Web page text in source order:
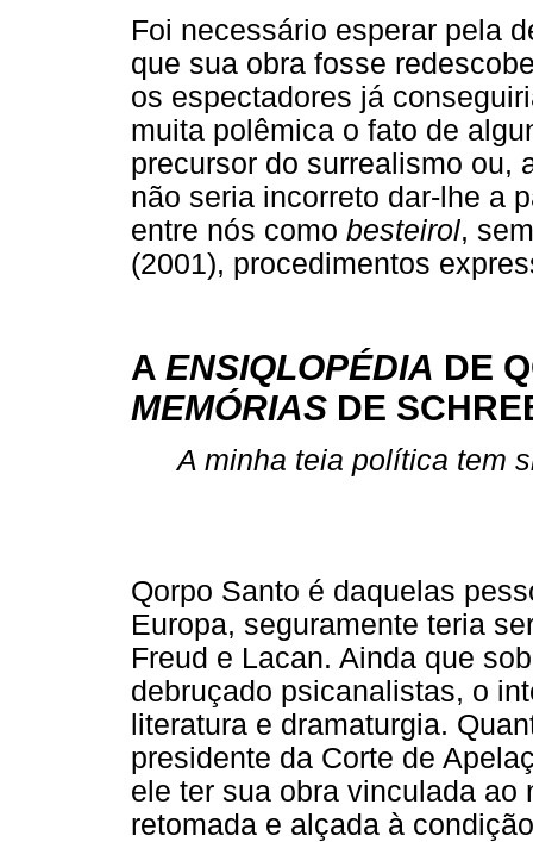
Foi necessário esperar pela
que sua obra fosse
os espectadores já
muita polêmica o fato de
precursor do surrealismo ou,
não seria incorreto dar-lhe a
entre nós como besteirol,
(2001), procedimentos
A ENSIQLOPÉDIA DE
MEMÓRIAS DE
A minha teia política tem
Qorpo Santo é daquelas
Europa, seguramente teria
Freud e Lacan. Ainda que
debruçado psicanalistas, o
literatura e dramaturgia.
presidente da Corte de
ele ter sua obra vinculada ao
retomada e alçada à